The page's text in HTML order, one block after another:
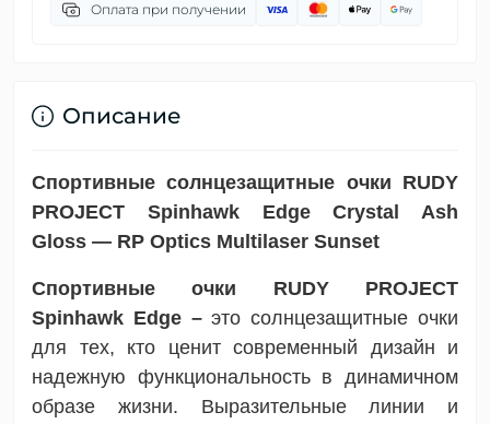
Оплата при получении
Описание
Спортивные солнцезащитные очки RUDY
PROJECT Spinhawk Edge Crystal Ash
Gloss — RP Optics Multilaser Sunset
Спортивные очки RUDY PROJECT
Spinhawk Edge –это солнцезащитные очки
для тех, кто ценит современный дизайн и
надежную функциональность в динамичном
образе жизни. Выразительные линии и